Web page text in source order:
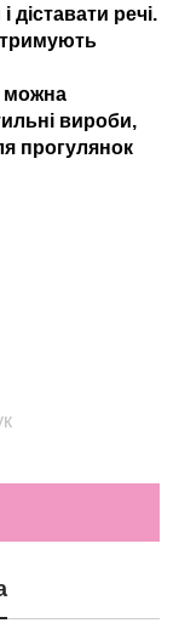
речі.
можна
вироби,
прогулянок